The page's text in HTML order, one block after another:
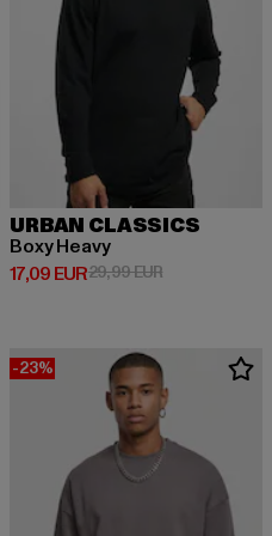
URBAN CLASSICS
Boxy Heavy
17,09 EUR
Derzeitiger Preis: 17,09 EUR
29,99 EURAktionspreis:
-23%